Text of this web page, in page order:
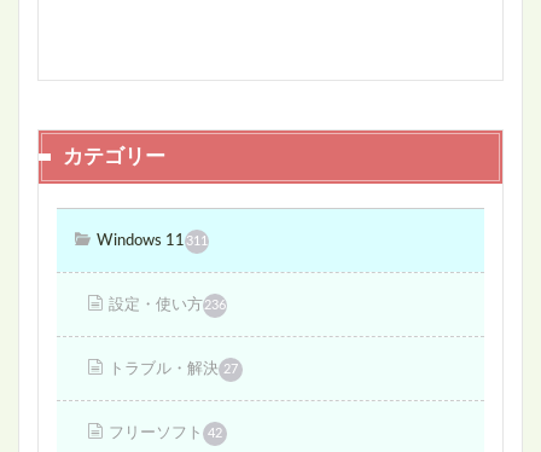
カテゴリー
Windows 11 311
設定・使い方236
トラブル・解決 27
フリーソフト 42